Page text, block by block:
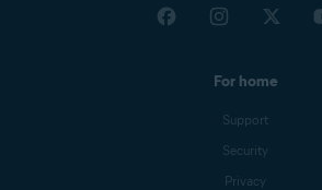
For home
Support
Security
Privacy